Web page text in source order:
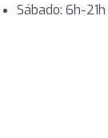
Sábado: 6h-21h